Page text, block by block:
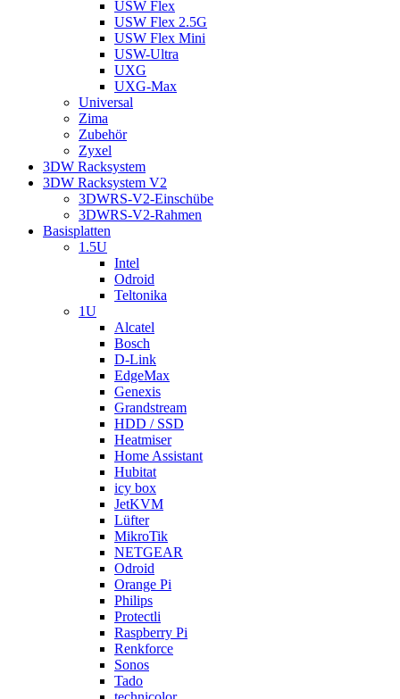
USW Flex
USW Flex 2.5G
USW Flex Mini
USW-Ultra
UXG
UXG-Max
Universal
Zima
Zubehör
Zyxel
3DW Racksystem
3DW Racksystem V2
3DWRS-V2-Einschübe
3DWRS-V2-Rahmen
Basisplatten
1.5U
Intel
Odroid
Teltonika
1U
Alcatel
Bosch
D-Link
EdgeMax
Genexis
Grandstream
HDD / SSD
Heatmiser
Home Assistant
Hubitat
icy box
JetKVM
Lüfter
MikroTik
NETGEAR
Odroid
Orange Pi
Philips
Protectli
Raspberry Pi
Renkforce
Sonos
Tado